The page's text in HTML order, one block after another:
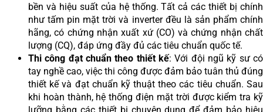
bền và hiệu suất của hệ thống. Tất cả các thiết bị chính
như tấm pin mặt trời và inverter đều là sản phẩm chính
hãng, có chứng nhận xuất xứ (CO) và chứng nhận chất
lượng (CQ), đáp ứng đầy đủ các tiêu chuẩn quốc tế.
Thi công đạt chuẩn theo thiết kế: Với đội ngũ kỹ sư có
tay nghề cao, việc thi công được đảm bảo tuân thủ đúng
thiết kế và đạt chuẩn kỹ thuật theo các tiêu chuẩn. Sau
khi hoàn thành, hệ thống điện mặt trời được kiểm tra kỹ